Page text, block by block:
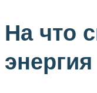
На что